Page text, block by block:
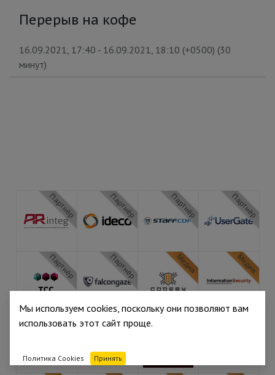
Перерыв на кофе
16.09.2021, 17:40 - 16.09.2021, 18:10 (+0500) (30
минут)
Партнёр Партнёр Партнёр Партнёр
Партнёр Партнёр Медиа Медиа
Медиа Медиа
Мы используем cookies, поскольку они позволяют вам
использовать этот сайт проще.
Политика Cookies Принять